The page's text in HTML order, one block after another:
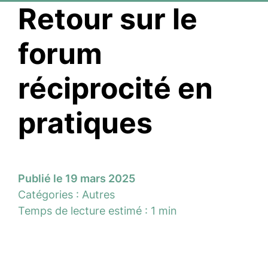
Retour sur le
forum
réciprocité en
pratiques
Publié le 19 mars 2025
Catégories : Autres
Temps de lecture estimé : 1 min